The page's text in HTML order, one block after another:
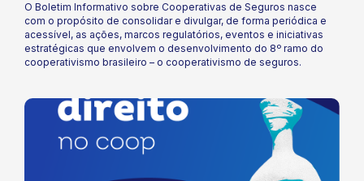
O Boletim Informativo sobre Cooperativas de Seguros nasce
com o propósito de consolidar e divulgar, de forma periódica e
acessível, as ações, marcos regulatórios, eventos e iniciativas
estratégicas que envolvem o desenvolvimento do 8º ramo do
cooperativismo brasileiro – o cooperativismo de seguros.